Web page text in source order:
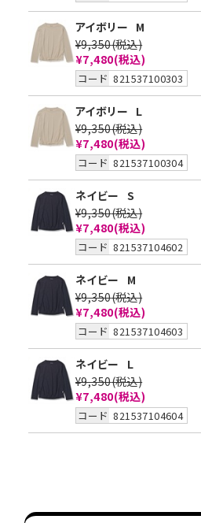
アイボリー M
¥9,350(税込)
¥7,480(税込)
コード 821537100303
アイボリー L
¥9,350(税込)
¥7,480(税込)
コード 821537100304
ネイビー S
¥9,350(税込)
¥7,480(税込)
コード 821537104602
ネイビー
M
¥9,350(税込)
¥7,480(税込)
コード 821537104603
ネイビー
L
¥9,350(税込)
¥7,480(税込)
コード 821537104604